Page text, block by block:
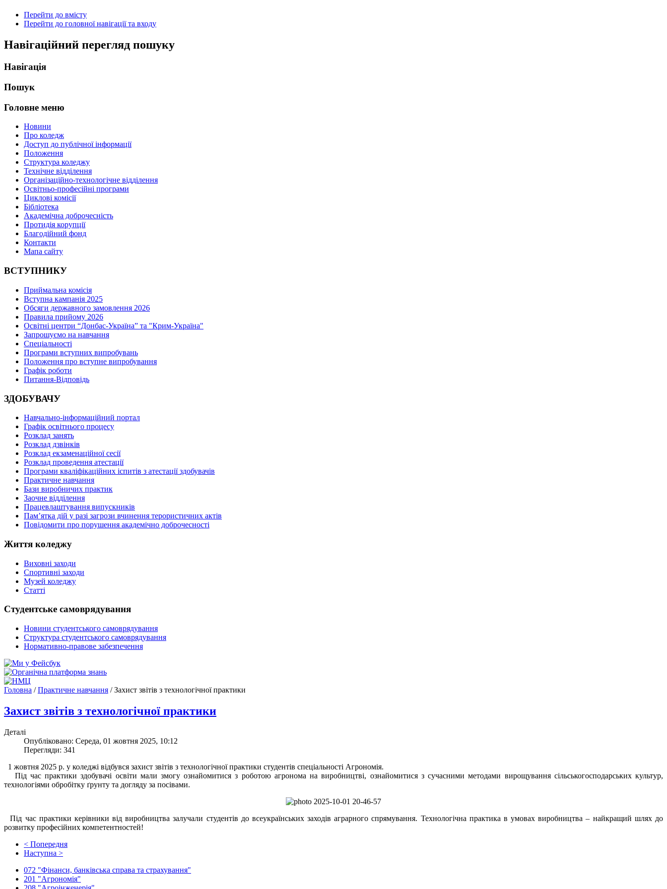
Перейти до вмісту
Перейти до головної навігації та входу
Навігаційний перегляд пошуку
Навігація
Пошук
Головне меню
Новини
Про коледж
Доступ до публічної інформації
Положення
Структура коледжу
Технічне відділення
Організаційно-технологічне відділення
Освітньо-професійні програми
Циклові комісії
Бібліотека
Академічна доброчесність
Протидія корупції
Благодійний фонд
Контакти
Мапа сайту
ВСТУПНИКУ
Приймальна комісія
Вступна кампанія 2025
Обсяги державного замовлення 2026
Правила прийому 2026
Освітні центри “Донбас-Україна” та "Крим-Україна"
Запрошуємо на навчання
Спеціальності
Програми вступних випробувань
Положення про вступне випробування
Графік роботи
Питання-Відповідь
ЗДОБУВАЧУ
Навчально-інформаційний портал
Графік освітнього процесу
Розклад занять
Розклад дзвінків
Розклад екзаменаційної сесії
Розклад проведення атестації
Програми кваліфікаційних іспитів з атестації здобувачів
Практичне навчання
Бази виробничих практик
Заочне відділення
Працевлаштування випускників
Пам’ятка дій у разі загрози вчинення терористичних актів
Повідомити про порушення академічно доброчесності
Життя коледжу
Виховні заходи
Спортивні заходи
Музей коледжу
Статті
Студентське самоврядування
Новини студентського самоврядування
Структура студентського самоврядування
Нормативно-правове забезпечення
Головна /Практичне навчання /Захист звітів з технологічної практики
Захист звітів з технологічної практики
Деталі
Опубліковано: Середа, 01 жовтня 2025, 10:12
Перегляди: 341
1 жовтня 2025 р. у коледжі відбувся захист звітів з технологічної практики студентів спеціальності Агрономія.
Під час практики здобувачі освіти мали змогу ознайомитися з роботою агронома на виробництві, ознайомитися з сучасними методами вирощування сільськогосподарських культур,
технологіями обробітку ґрунту та догляду за посівами.
Під час практики керівники від виробництва залучали студентів до всеукраїнських заходів аграрного спрямування. Технологічна практика в умовах виробництва – найкращий шлях до
розвитку професійних компетентностей!
< Попередня
Наступна >
072 "Фінанси, банківська справа та страхування"
201 "Агрономія"